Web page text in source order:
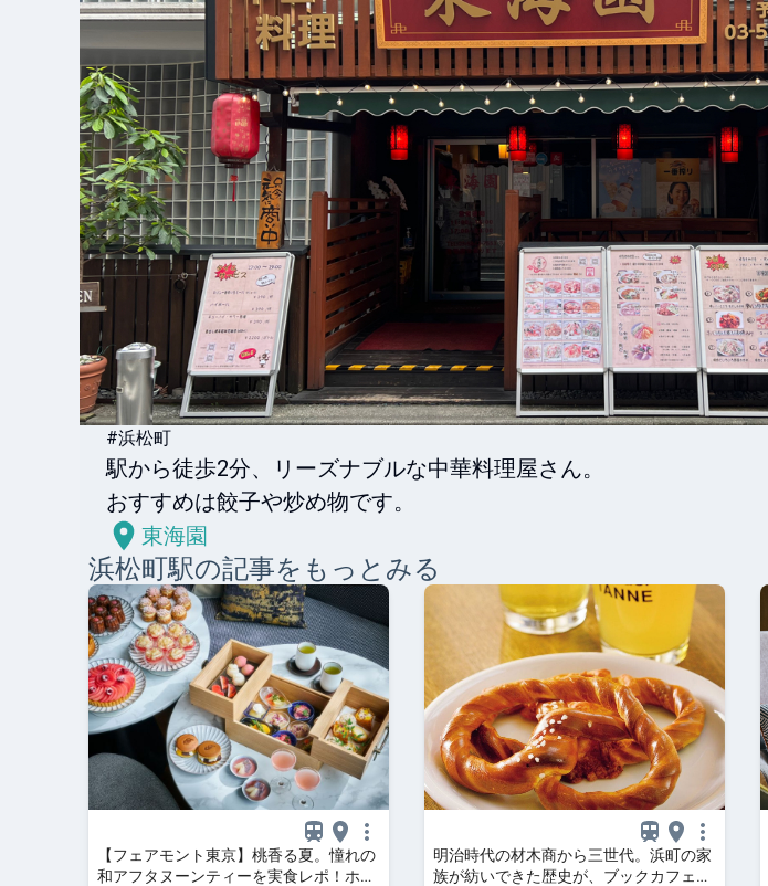
#浜松町
駅から徒歩2分、リーズナブルな中華料理屋さん。
おすすめは餃子や炒め物です。
東海園
浜松町駅の記事をもっとみる
【フェアモント東京】桃香る夏。憧れの
和アフタヌーンティーを実食レポ！ホテ
明治時代の材木商から三世代。浜町の家
族が紡いできた歴史が、ブックカフェ